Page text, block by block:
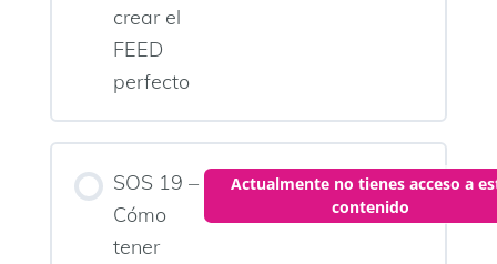
crear el
FEED
perfecto
SOS 19 –
Cómo
tener
Actualmente no tienes acceso a
contenido